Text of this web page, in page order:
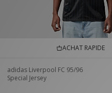
ACHAT RAPIDE
adidas Liverpool FC 95/96
Special Jersey